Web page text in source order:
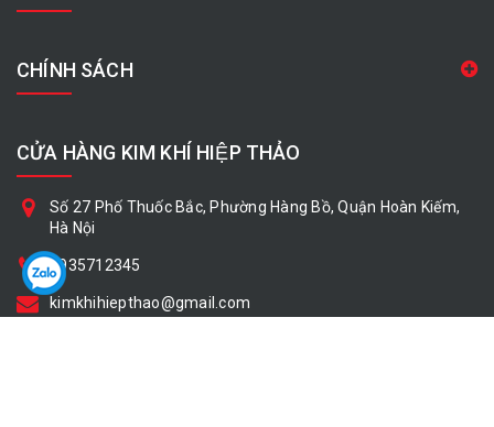
CHÍNH SÁCH
CỬA HÀNG KIM KHÍ HIỆP THẢO
Số 27 Phố Thuốc Bắc, Phường Hàng Bồ, Quận Hoàn Kiếm,
Hà Nội
0935712345
kimkhihiepthao@gmail.com